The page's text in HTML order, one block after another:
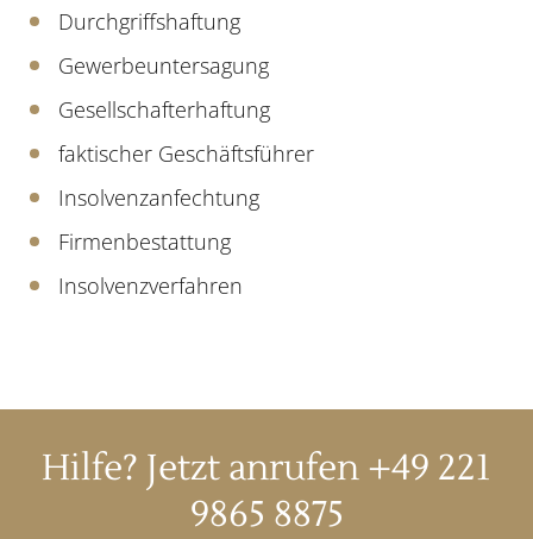
Durchgriffshaftung
Gewerbeuntersagung
Gesellschafterhaftung
faktischer Geschäftsführer
Insolvenzanfechtung
Firmenbestattung
Insolvenzverfahren
Hilfe? Jetzt anrufen +49 221
9865 8875